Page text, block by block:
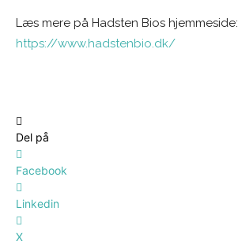
Læs mere på Hadsten Bios hjemmeside:
https://www.hadstenbio.dk/
Del på
Facebook
Linkedin
X